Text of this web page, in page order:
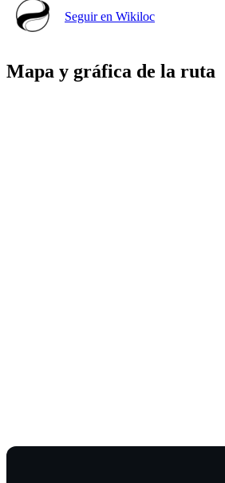
Seguir en Wikiloc
Mapa y gráfica de la ruta